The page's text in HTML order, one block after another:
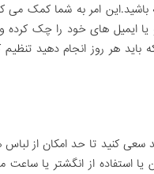
باشید.این امر به شما کمک
یا ایمیل های خود را چک کرده
باید هر روز انجام دهید
کنید تا حد امکان از
یا استفاده از انگشتر یا